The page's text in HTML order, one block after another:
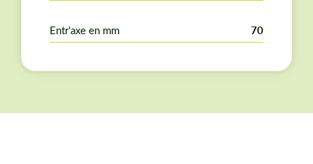
Sterwins, Mac Allister, Einhell, Scheppach, Fuxtec…
Vérifiez les dimensions avant de commander.
Entr'axe en mm 70